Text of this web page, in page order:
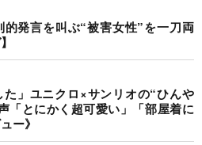
的発言を叫ぶ“被害女性”を一刀両
た」ユニクロ×サンリオの“ひんや
「とにかく超可愛い」「部屋着に
ー》